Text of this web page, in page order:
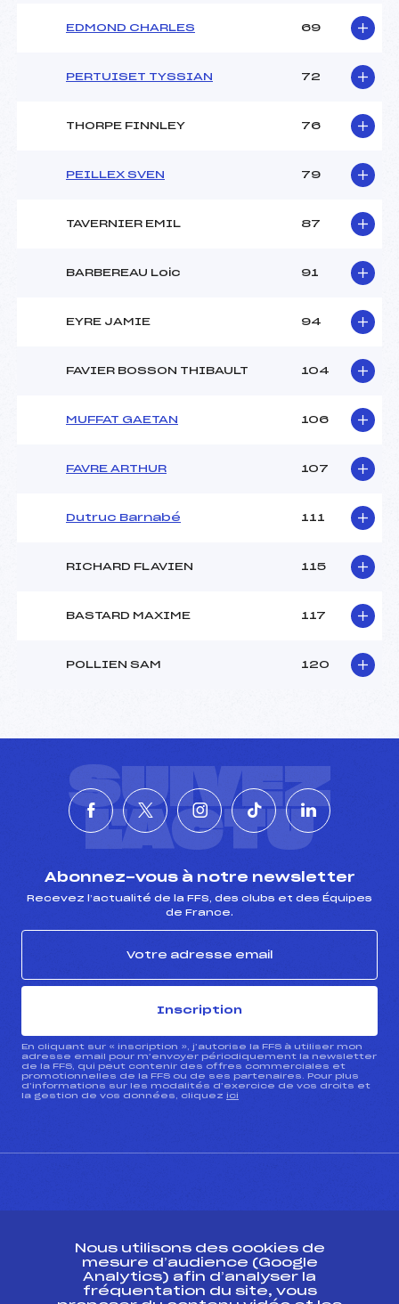
EDMOND CHARLES 69
PERTUISET TYSSIAN 72
THORPE FINNLEY 76
PEILLEX SVEN 79
TAVERNIER EMIL 87
BARBEREAU Loic 91
EYRE JAMIE 94
FAVIER BOSSON THIBAULT 104
MUFFAT GAETAN 106
FAVRE ARTHUR 107
Dutruc Barnabé 111
RICHARD FLAVIEN 115
BASTARD MAXIME 117
POLLIEN SAM 120
SUIVEZ
L'ACTU
Abonnez-vous à notre newsletter
Recevez l’actualité de la FFS, des clubs et des Équipes
de France.
Inscription
En cliquant sur « inscription », j’autorise la FFS à utiliser mon
adresse email pour m’envoyer périodiquement la newsletter
de la FFS, qui peut contenir des offres commerciales et
promotionnelles de la FFS ou de ses partenaires. Pour plus
d’informations sur les modalités d’exercice de vos droits et
la gestion de vos données, cliquez ici
Ressources
Nous utilisons des cookies de
mesure d’audience (Google
Analytics) afin d’analyser la
fréquentation du site, vous